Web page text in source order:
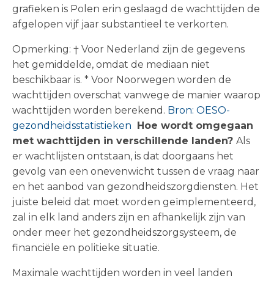
grafieken is Polen erin geslaagd de wachttijden de
afgelopen vijf jaar substantieel te verkorten.
Opmerking: † Voor Nederland zijn de gegevens
het gemiddelde, omdat de mediaan niet
beschikbaar is. * Voor Noorwegen worden de
wachttijden overschat vanwege de manier waarop
wachttijden worden berekend. Bron: OESO-
gezondheidsstatistieken Hoe wordt omgegaan
met wachttijden in verschillende landen? Als
er wachtlijsten ontstaan, is dat doorgaans het
gevolg van een onevenwicht tussen de vraag naar
en het aanbod van gezondheidszorgdiensten. Het
juiste beleid dat moet worden geïmplementeerd,
zal in elk land anders zijn en afhankelijk zijn van
onder meer het gezondheidszorgsysteem, de
financiële en politieke situatie.
Maximale wachttijden worden in veel landen